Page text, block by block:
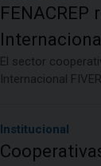
El sector
Internacional
Institucional